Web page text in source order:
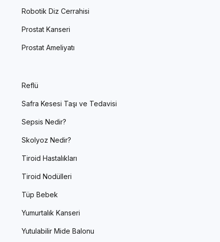
Robotik Diz Cerrahisi
Prostat Kanseri
Prostat Ameliyatı
Reflü
Safra Kesesi Taşı ve Tedavisi
Sepsis Nedir?
Skolyoz Nedir?
Tiroid Hastalıkları
Tiroid Nodülleri
Tüp Bebek
Yumurtalık Kanseri
Yutulabilir Mide Balonu